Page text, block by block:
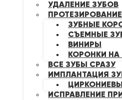
УДАЛЕНИЕ ЗУБОВ
ЗУБНЫЕ
СЪЕМНЫЕ
ВИНИРЫ
КОРОНКИ
ВСЕ ЗУБЫ СРАЗУ
ИМПЛАНТАЦИЯ
ИСПРАВЛЕНИЕ